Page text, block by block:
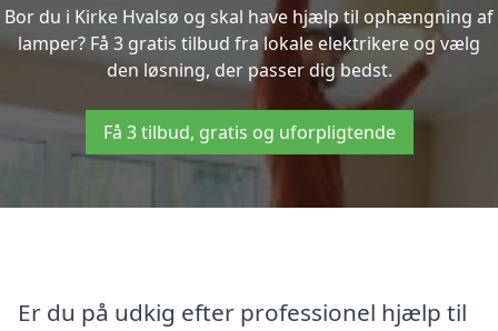
Bor du i Kirke Hvalsø og skal have hjælp til ophængning af
lamper? Få 3 gratis tilbud fra lokale elektrikere og vælg
den løsning, der passer dig bedst.
Få 3 tilbud, gratis og uforpligtende
Er du på udkig efter professionel hjælp til